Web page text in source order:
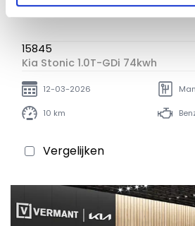
15845
Kia Stonic 1.0T-GDi 74kwh
12-03-2026
10 km
Vergelijken